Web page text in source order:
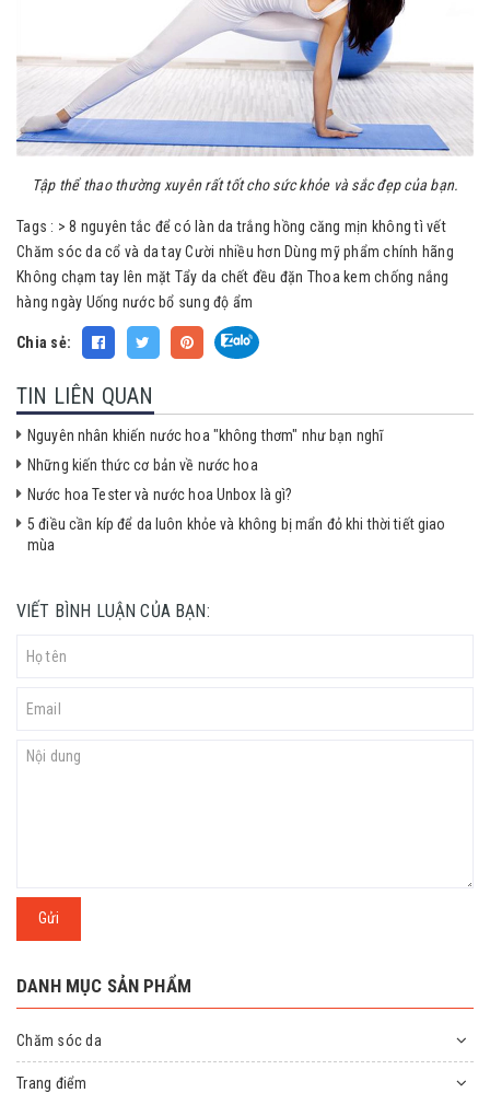
Tập thể thao thường xuyên rất tốt cho sức khỏe và sắc đẹp của bạn.
Tags : >8 nguyên tắc để có làn da trắng hồng căng mịn không tì vết
Chăm sóc da cổ và da tay Cười nhiều hơn Dùng mỹ phẩm chính hãng
Không chạm tay lên mặt Tẩy da chết đều đặn Thoa kem chống nắng
hàng ngày Uống nước bổ sung độ ẩm
Chia sẻ:
TIN LIÊN QUAN
Nguyên nhân khiến nước hoa "không thơm" như bạn nghĩ
Những kiến thức cơ bản về nước hoa
Nước hoa Tester và nước hoa Unbox là gì?
5 điều cần kíp để da luôn khỏe và không bị mẩn đỏ khi thời tiết giao
mùa
VIẾT BÌNH LUẬN CỦA BẠN:
Gửi
DANH MỤC SẢN PHẨM
Chăm sóc da
Trang điểm